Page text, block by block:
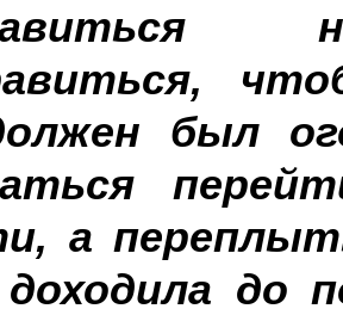
был
а
до